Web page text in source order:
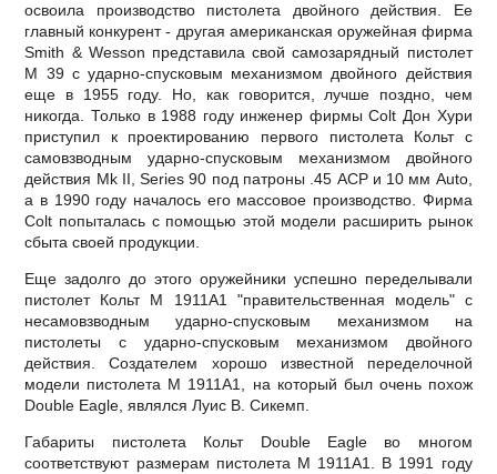
освоила производство пистолета двойного действия. Ее
главный конкурент - другая американская оружейная фирма
Smith & Wesson представила свой самозарядный пистолет
М 39 с ударно-спусковым механизмом двойного действия
еще в 1955 году. Но, как говорится, лучше поздно, чем
никогда. Только в 1988 году инженер фирмы Colt Дон Хури
приступил к проектированию первого пистолета Кольт с
самовзводным ударно-спусковым механизмом двойного
действия Mk II, Series 90 под патроны .45 АСР и 10 мм Аuto,
а в 1990 году началось его массовое производство. Фирма
Colt попыталась с помощью этой модели расширить рынок
сбыта своей продукции.
Еще задолго до этого оружейники успешно переделывали
пистолет Кольт М 1911А1 "правительственная модель" с
несамовзводным ударно-спусковым механизмом на
пистолеты с ударно-спусковым механизмом двойного
действия. Создателем хорошо известной переделочной
модели пистолета М 1911А1, на который был очень похож
Double Eagle, являлся Луис В. Сикемп.
Габариты пистолета Кольт Double Eagle во многом
соответствуют размерам пистолета М 1911А1. В 1991 году